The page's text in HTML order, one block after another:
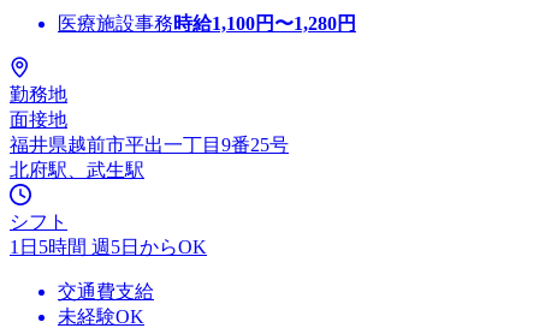
医療施設事務時給1,100円〜1,280円
勤務地
面接地
福井県越前市平出一丁目9番25号
北府駅、武生駅
シフト
1日5時間 週5日からOK
交通費支給
未経験OK